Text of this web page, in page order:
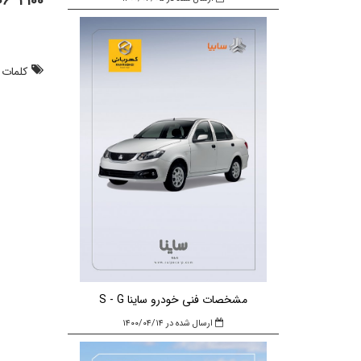
مشخصات فنی خودرو ساینا S - G
ارسال شده در ۱۴۰۰/۰۴/۱۴